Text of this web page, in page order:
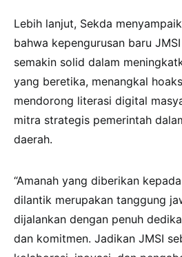
Lebih lanjut, Sekda
bahwa kepengurusan baru
semakin solid dalam
yang beretika, menangkal
mendorong literasi digital
mitra strategis pemerintah
daerah.
“Amanah yang diberikan
dilantik merupakan tanggung
dijalankan dengan penuh
dan komitmen. Jadikan JMSI